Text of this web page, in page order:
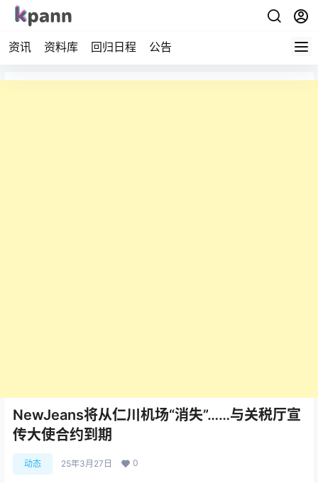
资讯 资料库 回归日程 公告
NewJeans将从仁川机场“消失”……与关税厅宣
传大使合约到期
动态 25年3月27日 0